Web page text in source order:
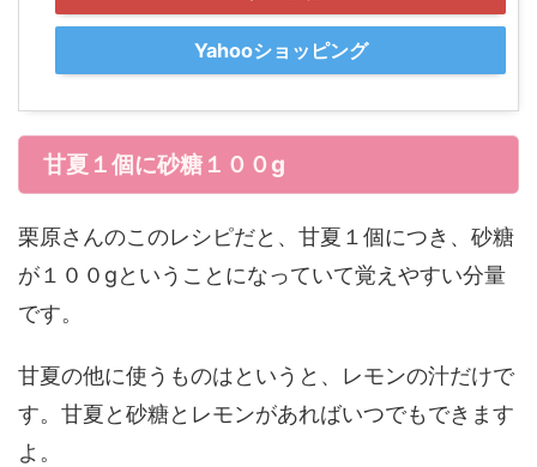
Yahooショッピング
甘夏１個に砂糖１００g
栗原さんのこのレシピだと、甘夏１個につき、砂糖
が１００gということになっていて覚えやすい分量
です。
甘夏の他に使うものはというと、レモンの汁だけで
す。甘夏と砂糖とレモンがあればいつでもできます
よ。